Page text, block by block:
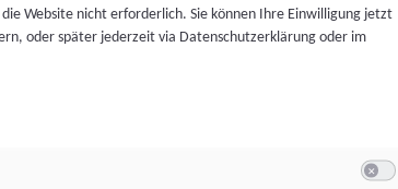
Website nicht erforderlich. Sie können Ihre Einwilligung jetzt
oder später jederzeit via Datenschutzerklärung oder im